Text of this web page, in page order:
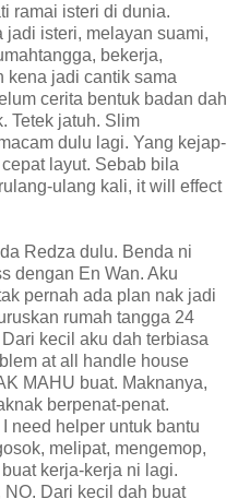
ramai isteri di dunia.
jadi isteri, melayan suami,
bekerja,
kena jadi cantik sama
cerita bentuk badan dah
Tetek jatuh. Slim
dulu lagi. Yang kejap-
layut. Sebab bila
ulang kali, it will effect
Redza dulu. Benda ni
dengan En Wan. Aku
pernah ada plan nak jadi
rumah tangga 24
kecil aku dah terbiasa
at all handle house
MAHU buat. Maknanya,
berpenat-penat.
need helper untuk bantu
melipat, mengemop,
kerja-kerja ni lagi.
Dari kecil dah buat